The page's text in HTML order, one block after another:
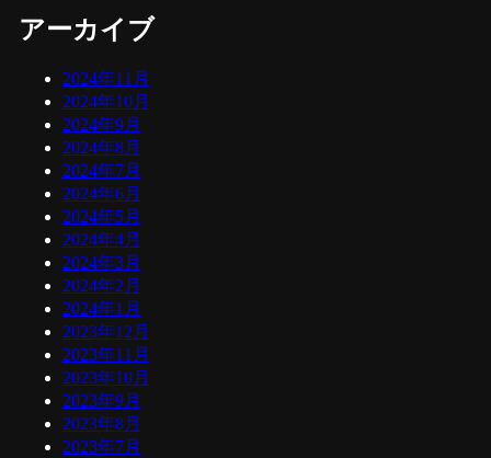
アーカイブ
2024年11月
2024年10月
2024年9月
2024年8月
2024年7月
2024年6月
2024年5月
2024年4月
2024年3月
2024年2月
2024年1月
2023年12月
2023年11月
2023年10月
2023年9月
2023年8月
2023年7月